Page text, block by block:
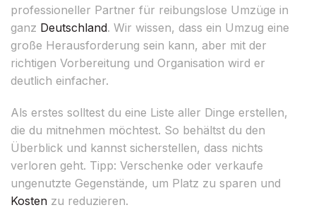
professioneller Partner für reibungslose Umzüge in
ganz Deutschland. Wir wissen, dass ein Umzug eine
große Herausforderung sein kann, aber mit der
richtigen Vorbereitung und Organisation wird er
deutlich einfacher.
Als erstes solltest du eine Liste aller Dinge erstellen,
die du mitnehmen möchtest. So behältst du den
Überblick und kannst sicherstellen, dass nichts
verloren geht. Tipp: Verschenke oder verkaufe
ungenutzte Gegenstände, um Platz zu sparen und
Kosten zu reduzieren.